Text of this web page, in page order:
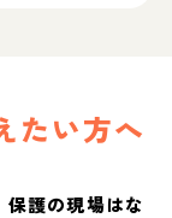
たい方へ
護の現場はな